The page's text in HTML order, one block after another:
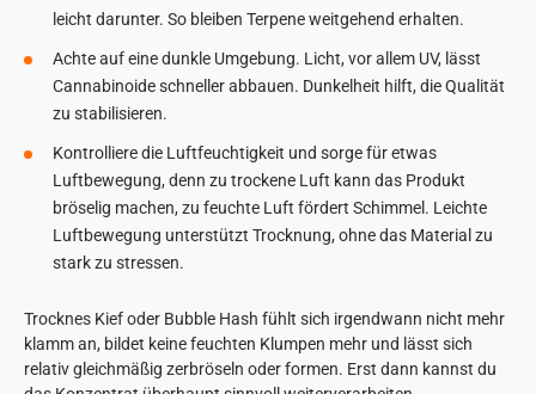
leicht darunter. So bleiben Terpene weitgehend erhalten.
Achte auf eine dunkle Umgebung. Licht, vor allem UV, lässt
Cannabinoide schneller abbauen. Dunkelheit hilft, die Qualität
zu stabilisieren.
Kontrolliere die Luftfeuchtigkeit und sorge für etwas
Luftbewegung, denn zu trockene Luft kann das Produkt
bröselig machen, zu feuchte Luft fördert Schimmel. Leichte
Luftbewegung unterstützt Trocknung, ohne das Material zu
stark zu stressen.
Trocknes Kief oder Bubble Hash fühlt sich irgendwann nicht mehr
klamm an, bildet keine feuchten Klumpen mehr und lässt sich
relativ gleichmäßig zerbröseln oder formen. Erst dann kannst du